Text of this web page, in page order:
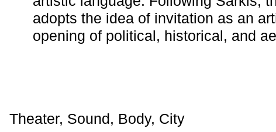
adopts the idea of invitation as an
opening of political, historical, and
Theater, Sound, Body, City